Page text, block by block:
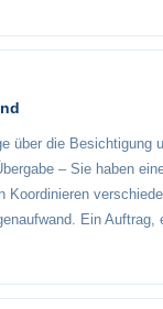
über die Besichtigung
– Sie haben
Koordinieren
Ein Auftrag,